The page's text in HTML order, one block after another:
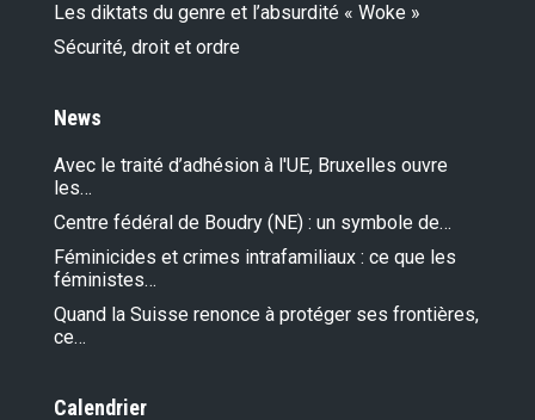
Les diktats du genre et l’absurdité « Woke »
Sécurité, droit et ordre
News
Avec le traité d’adhésion à l'UE, Bruxelles ouvre
les…
Centre fédéral de Boudry (NE) : un symbole de…
Féminicides et crimes intrafamiliaux : ce que les
féministes…
Quand la Suisse renonce à protéger ses frontières,
ce…
Calendrier